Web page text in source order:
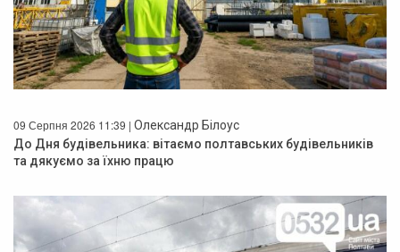
09 Серпня 2026 11:39 | Олександр Білоус
До Дня будівельника: вітаємо полтавських будівельників
та дякуємо за їхню працю